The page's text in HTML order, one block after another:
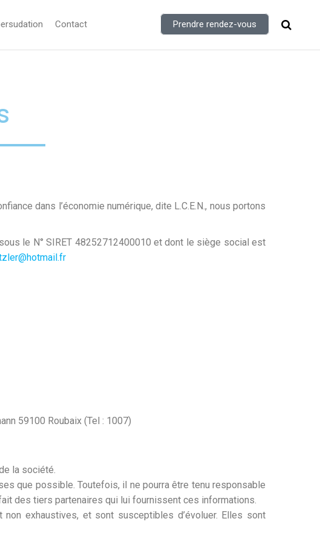
Prendre rendez-vous
Contact
dans l’économie numérique, dite L.C.E.N., nous portons
le N° SIRET 48252712400010 et dont le siège social est
59100 Roubaix (Tel : 1007)
la société.
que possible. Toutefois, il ne pourra être tenu responsable
des tiers partenaires qui lui fournissent ces informations.
exhaustives, et sont susceptibles d’évoluer. Elles sont